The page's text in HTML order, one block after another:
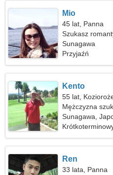
Mio
45 lat, Panna
Szukasz
życie
Sunagawa
Przyjaźń
Kento
55 lat,
Mężczyzna
Sunagawa,
Ren
33 lata, Panna